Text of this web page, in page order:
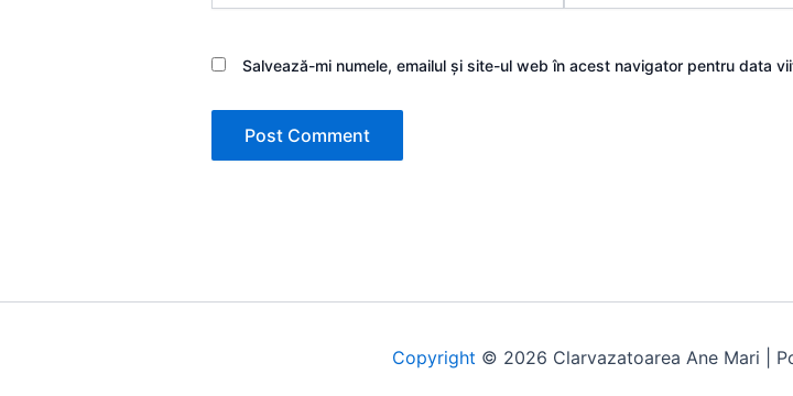
Salvează-mi numele, emailul și site-ul web în acest navigator pentru data
Copyright © 2026 Clarvazatoarea Ane Mari |